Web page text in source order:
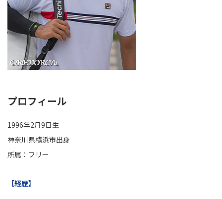
プロフィール
1996年2月9日生
神奈川県横浜市出身
所属：フリー
【経歴】